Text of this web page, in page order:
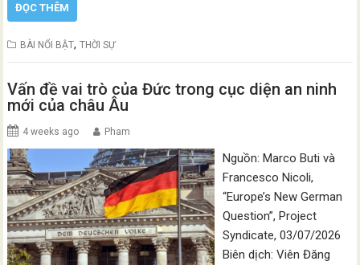
ĐỌC THÊM
BÀI NỔI BẬT,THỜI SỰ
Vấn đề vai trò của Đức trong cục diện an ninh
mới của châu Âu
4 weeks ago Pham
Nguồn: Marco Buti và
Francesco Nicoli,
“Europe’s New German
Question”, Project
Syndicate, 03/07/2026
Biên dịch: Viên Đăng